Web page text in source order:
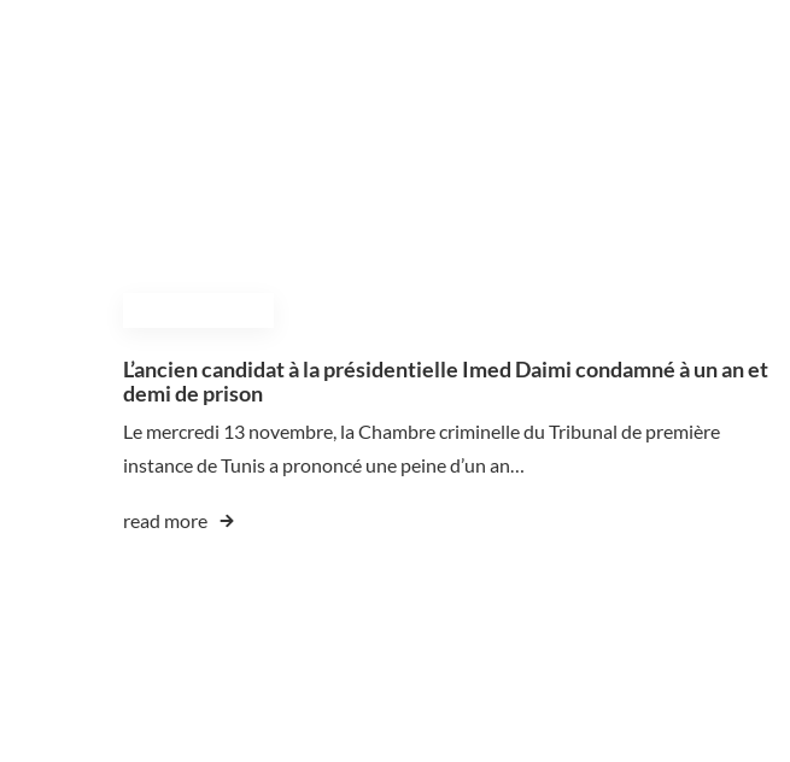
L’ancien candidat à la présidentielle Imed Daimi condamné à un an et
demi de prison
Le mercredi 13 novembre, la Chambre criminelle du Tribunal de première
instance de Tunis a prononcé une peine d’un an…
read more